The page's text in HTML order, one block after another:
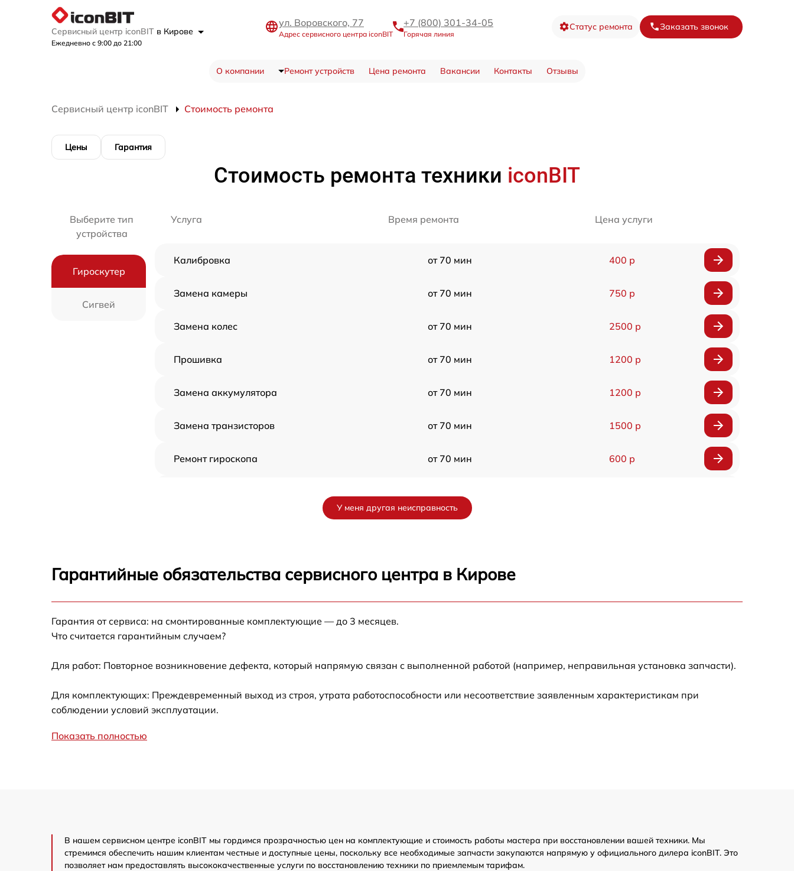
Сервисный центр iconBIT в Кирове
Ежедневно с 9:00 до 21:00
ул. Воровского, 77
Адрес сервисного центра iconBIT
+7 (800) 301-34-05
Горячая линия
Статус ремонта Заказать звонок
О компании Ремонт устройств Цена ремонта Вакансии Контакты Отзывы
Сервисный центр iconBIT Стоимость ремонта
Цены Гарантия
Стоимость ремонта техники iconBIT
Выберите тип
устройства
Гироскутер
Сигвей
Услуга Время ремонта Цена услуги
Калибровка от 70 мин 400 р
Замена камеры от 70 мин 750 р
Замена колес от 70 мин 2500 р
Прошивка от 70 мин 1200 р
Замена аккумулятора от 70 мин 1200 р
Замена транзисторов от 70 мин 1500 р
Ремонт гироскопа от 70 мин 600 р
(мат.платы, мейн платы)
Обслуживание
Гидроизоляция от 70 мин 1200 р
Апгрейд от 70 мин 2000 р
У меня другая неисправность
Гарантийные обязательства сервисного центра в Кирове
Гарантия от сервиса: на смонтированные комплектующие — до 3 месяцев.
Что считается гарантийным случаем?
Для работ: Повторное возникновение дефекта, который напрямую связан с выполненной работой (например, неправильная установка запчасти).
Для комплектующих: Преждевременный выход из строя, утрата работоспособности или несоответствие заявленным характеристикам при
соблюдении условий эксплуатации.
Показать полностью
В нашем сервисном центре iconBIT мы гордимся прозрачностью цен на комплектующие и стоимость работы мастера при восстановлении вашей техники. Мы
стремимся обеспечить нашим клиентам честные и доступные цены, поскольку все необходимые запчасти закупаются напрямую у официального дилера iconBIT. Это
позволяет нам предоставлять высококачественные услуги по восстановлению техники по приемлемым тарифам.